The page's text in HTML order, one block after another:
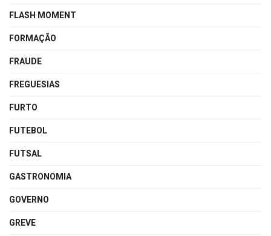
FLASH MOMENT
FORMAÇÃO
FRAUDE
FREGUESIAS
FURTO
FUTEBOL
FUTSAL
GASTRONOMIA
GOVERNO
GREVE